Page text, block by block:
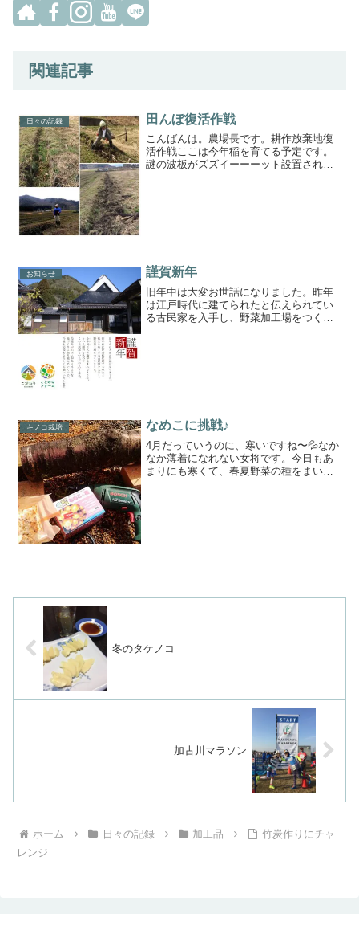
関連記事
日々の記録 田んぼ復活作戦
こんばんは。農場長です。耕作放棄地復
活作戦ここは今年稲を育てる予定です。
謎の波板がズズイーーーット設置されて
お知らせ 謹賀新年
旧年中は大変お世話になりました。昨年
は江戸時代に建てられたと伝えられてい
る古民家を入手し、野菜加工場をつくり
キノコ栽培 なめこに挑戦♪
4月だっていうのに、寒いですね〜💦なか
なか薄着になれない女将です。今日もあ
まりにも寒くて、春夏野菜の種をまいて
冬のタケノコ
加古川マラソン
ホーム 日々の記録 加工品
竹炭作りにチャ
レンジ